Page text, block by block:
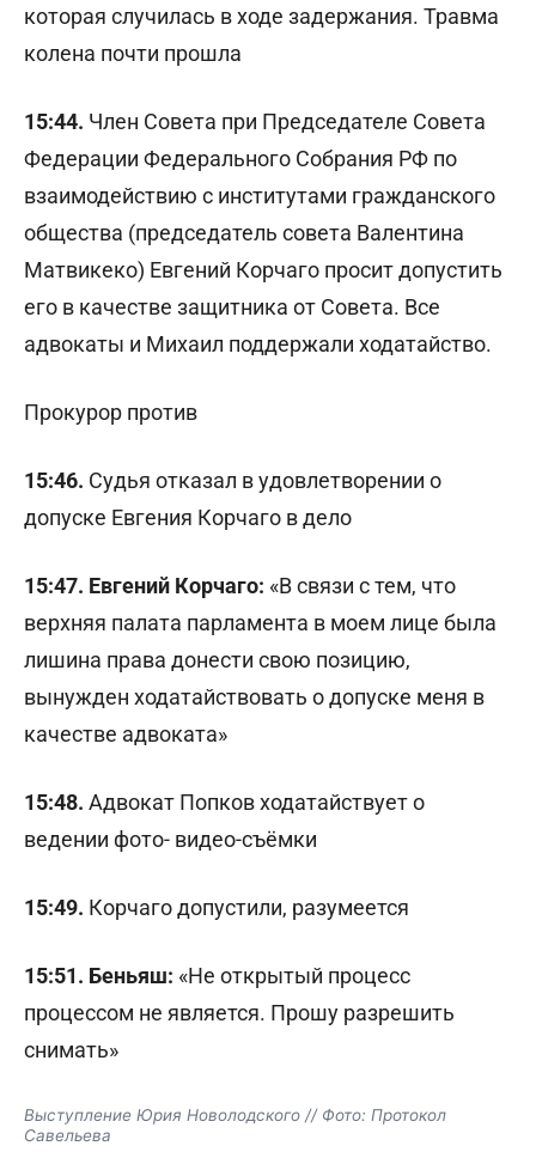
которая случилась в ходе задержания. Травма
колена почти прошла
15:44. Член Совета при Председателе Совета
Федерации Федерального Собрания РФ по
взаимодействию с институтами гражданского
общества (председатель совета Валентина
Матвикеко) Евгений Корчаго просит допустить
его в качестве защитника от Совета. Все
адвокаты и Михаил поддержали ходатайство.
Прокурор против
15:46. Судья отказал в удовлетворении о
допуске Евгения Корчаго в дело
15:47. Евгений Корчаго: «В связи с тем, что
верхняя палата парламента в моем лице была
лишина права донести свою позицию,
вынужден ходатайствовать о допуске меня в
качестве адвоката»
15:48. Адвокат Попков ходатайствует о
ведении фото- видео-съёмки
15:49. Корчаго допустили, разумеется
15:51. Беньяш: «Не открытый процесс
процессом не является. Прошу разрешить
снимать»
Выступление Юрия Новолодского // Фото: Протокол
Савельева